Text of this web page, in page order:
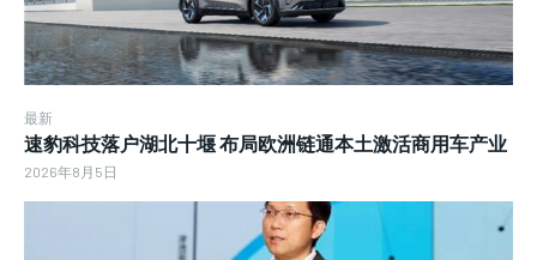
最新
速豹科技落户湖北十堰 布局欧洲链通本土激活商用车产业
2026年8月5日